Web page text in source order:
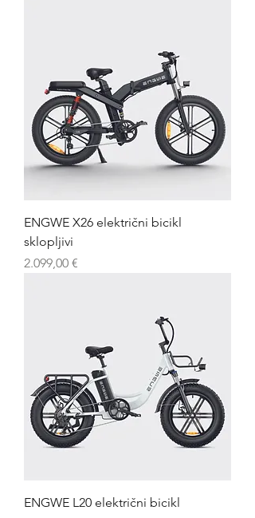
ENGWE X26 električni bicikl
sklopljivi
Cijena
2.099,00 €
ENGWE L20 električni bicikl